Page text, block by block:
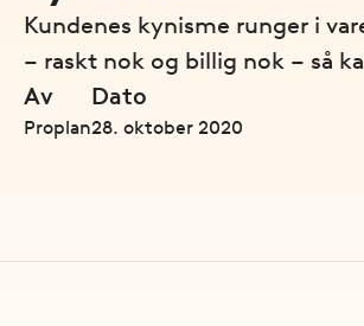
Kundenes kynisme runger i
– raskt nok og billig nok – så
Av
Proplan
Dato
28. oktober 2020